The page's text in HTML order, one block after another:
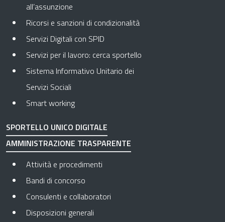
all’assunzione
Ricorsi e sanzioni di condizionalità
Servizi Digitali con SPID
Servizi per il lavoro: cerca sportello
Sistema Informativo Unitario dei
Servizi Sociali
Smart working
SPORTELLO UNICO DIGITALE
AMMINISTRAZIONE TRASPARENTE
Attività e procedimenti
Bandi di concorso
Consulenti e collaboratori
Disposizioni generali